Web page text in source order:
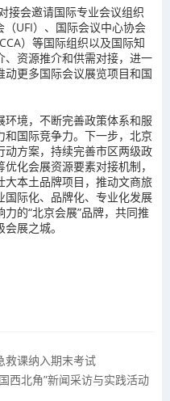
接会邀请国际专业会议组织
UFI）、国际会议中心协会
）等国际组织以及国际知
、资源推介和供需对接，进一
更多国际会议展览项目和国
境，不断完善政策体系和服
国际竞争力。下一步，北京
方案，持续完善市区两级政
化会展资源要素对接机制，
本土品牌项目，推动文商旅
际化、品牌化、专业化发展
的“北京会展”品牌，共同推
展之城。
救课纳入期末考试
西北角”新闻采访与实践活动